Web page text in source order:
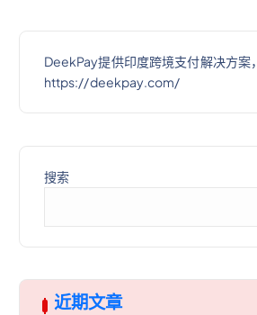
DeekPay提供印度跨境支付解决方案，
https://deekpay.com/
搜索
近期文章